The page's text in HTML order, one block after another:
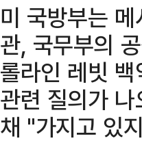
미 국방부는
관, 국무부의
롤라인 레빗
관련 질의가
채 "가지고 있